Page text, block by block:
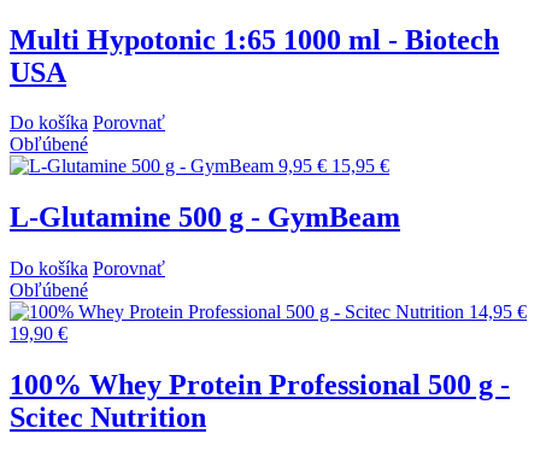
Multi Hypotonic 1:65 1000 ml - Biotech
USA
Do košíka Porovnať
Obľúbené
9,95 € 15,95 €
L-Glutamine 500 g - GymBeam
Do košíka Porovnať
Obľúbené
14,95 €
19,90 €
100% Whey Protein Professional 500 g -
Scitec Nutrition